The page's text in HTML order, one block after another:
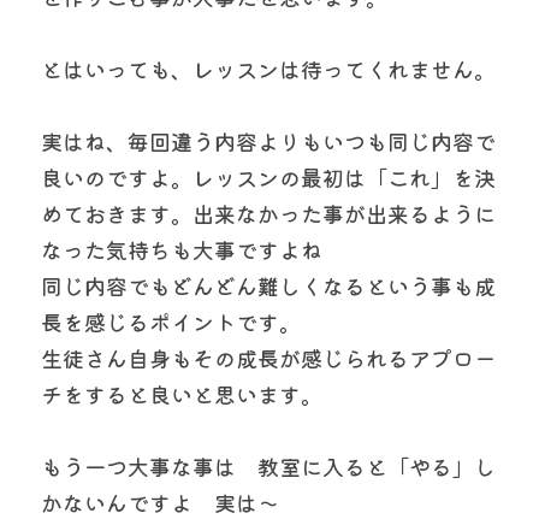
とはいっても、レッスンは待ってくれません。
実はね、毎回違う内容よりもいつも同じ内容で
良いのですよ。レッスンの最初は「これ」を決
めておきます。出来なかった事が出来るように
なった気持ちも大事ですよね
同じ内容でもどんどん難しくなるという事も成
長を感じるポイントです。
生徒さん自身もその成長が感じられるアプロー
チをすると良いと思います。
もう一つ大事な事は　教室に入ると「やる」し
かないんですよ　実は～